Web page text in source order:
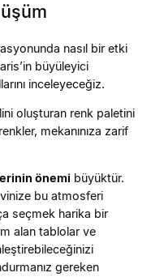
nasıl bir etki
büyüleyici
inceleyeceğiz.
oluşturan renk paletini
mekanınıza zarif
önemi büyüktür.
bu atmosferi
seçmek harika bir
alan tablolar ve
gereken